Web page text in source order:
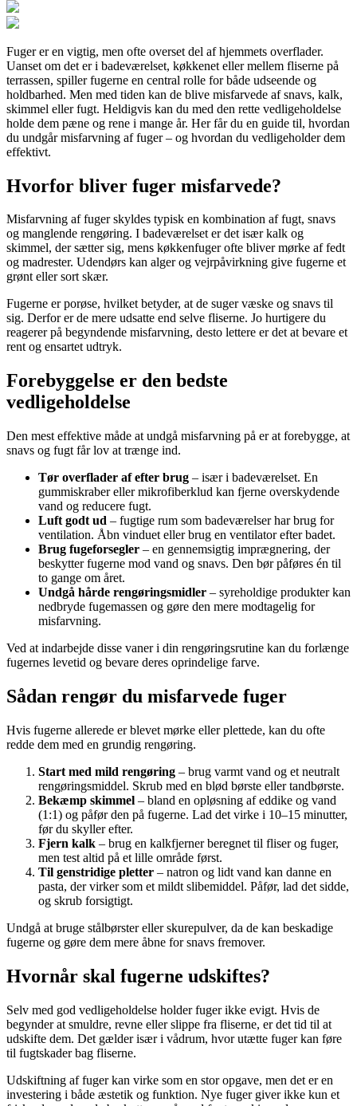
Fuger er en vigtig, men ofte overset del af hjemmets overflader.
Uanset om det er i badeværelset, køkkenet eller mellem fliserne på
terrassen, spiller fugerne en central rolle for både udseende og
holdbarhed. Men med tiden kan de blive misfarvede af snavs, kalk,
skimmel eller fugt. Heldigvis kan du med den rette vedligeholdelse
holde dem pæne og rene i mange år. Her får du en guide til, hvordan
du undgår misfarvning af fuger – og hvordan du vedligeholder dem
effektivt.
Hvorfor bliver fuger misfarvede?
Misfarvning af fuger skyldes typisk en kombination af fugt, snavs
og manglende rengøring. I badeværelset er det især kalk og
skimmel, der sætter sig, mens køkkenfuger ofte bliver mørke af fedt
og madrester. Udendørs kan alger og vejrpåvirkning give fugerne et
grønt eller sort skær.
Fugerne er porøse, hvilket betyder, at de suger væske og snavs til
sig. Derfor er de mere udsatte end selve fliserne. Jo hurtigere du
reagerer på begyndende misfarvning, desto lettere er det at bevare et
rent og ensartet udtryk.
Forebyggelse er den bedste
vedligeholdelse
Den mest effektive måde at undgå misfarvning på er at forebygge, at
snavs og fugt får lov at trænge ind.
Tør overflader af efter brug – især i badeværelset. En
gummiskraber eller mikrofiberklud kan fjerne overskydende
vand og reducere fugt.
Luft godt ud – fugtige rum som badeværelser har brug for
ventilation. Åbn vinduet eller brug en ventilator efter badet.
Brug fugeforsegler – en gennemsigtig imprægnering, der
beskytter fugerne mod vand og snavs. Den bør påføres én til
to gange om året.
Undgå hårde rengøringsmidler – syreholdige produkter kan
nedbryde fugemassen og gøre den mere modtagelig for
misfarvning.
Ved at indarbejde disse vaner i din rengøringsrutine kan du forlænge
fugernes levetid og bevare deres oprindelige farve.
Sådan rengør du misfarvede fuger
Hvis fugerne allerede er blevet mørke eller plettede, kan du ofte
redde dem med en grundig rengøring.
Start med mild rengøring – brug varmt vand og et neutralt
rengøringsmiddel. Skrub med en blød børste eller tandbørste.
Bekæmp skimmel – bland en opløsning af eddike og vand
(1:1) og påfør den på fugerne. Lad det virke i 10–15 minutter,
før du skyller efter.
Fjern kalk – brug en kalkfjerner beregnet til fliser og fuger,
men test altid på et lille område først.
Til genstridige pletter – natron og lidt vand kan danne en
pasta, der virker som et mildt slibemiddel. Påfør, lad det sidde,
og skrub forsigtigt.
Undgå at bruge stålbørster eller skurepulver, da de kan beskadige
fugerne og gøre dem mere åbne for snavs fremover.
Hvornår skal fugerne udskiftes?
Selv med god vedligeholdelse holder fuger ikke evigt. Hvis de
begynder at smuldre, revne eller slippe fra fliserne, er det tid til at
udskifte dem. Det gælder især i vådrum, hvor utætte fuger kan føre
til fugtskader bag fliserne.
Udskiftning af fuger kan virke som en stor opgave, men det er en
investering i både æstetik og funktion. Nye fuger giver ikke kun et